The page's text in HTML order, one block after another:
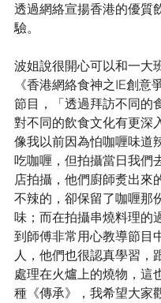
透過網絡宣揚香港的優質
驗。
波姐說很開心可以和一大
《香港網絡食神之IE創意
節目，「透過拜訪不同的
對不同的飲食文化有更深
像我以前因為怕咖喱味道
吃咖喱，但拍攝當日我們
店拍攝，他們廚師煑出來
不辣的，卻保留了咖喱那
味；而在拍攝串燒料理的
到師傅非常用心教導節目
人，他們也很認真學習，
處理在火爐上的燒物，這
種《傳承》，我希望大家